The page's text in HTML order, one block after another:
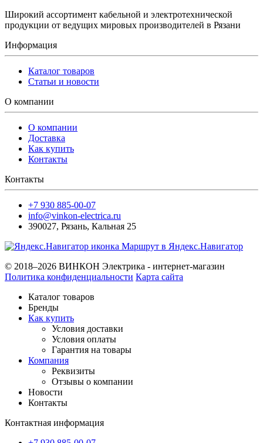
Широкий ассортимент кабельной и электротехнической
продукции от ведущих мировых производителей в Рязани
Информация
Каталог товаров
Статьи и новости
О компании
О компании
Доставка
Как купить
Контакты
Контакты
+7 930 885-00-07
info@vinkon-electrica.ru
390027, Рязань, Кальная 25
Маршрут в Яндекс.Навигатор
© 2018–2026 ВИНКОН Электрика - интернет-магазин
Политика конфиденциальности Карта сайта
Каталог товаров
Бренды
Как купить
Условия доставки
Условия оплаты
Гарантия на товары
Компания
Реквизиты
Отзывы о компании
Новости
Контакты
Контактная информация